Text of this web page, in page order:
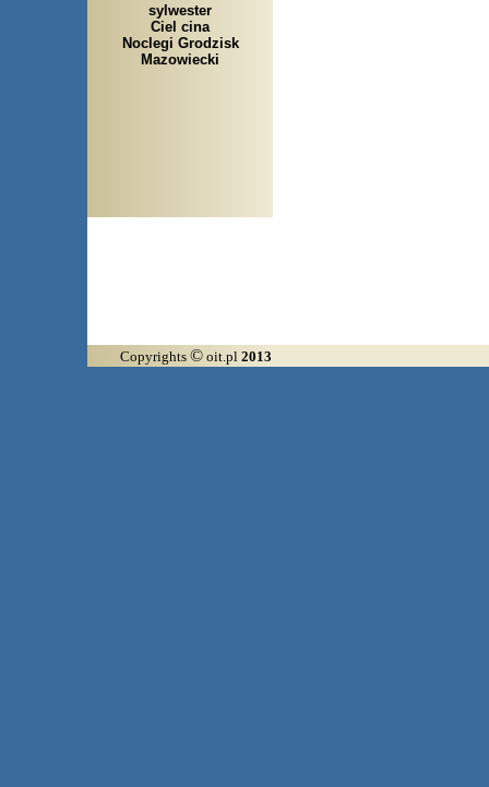
sylwester
Ciel cina
Noclegi Grodzisk
Mazowiecki
Copyrights © oit.pl 2013